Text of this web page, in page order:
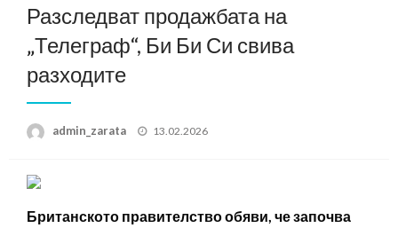
Разследват продажбата на
„Телеграф“, Би Би Си свива
разходите
admin_zarata
Posted
13.02.2026
Британското правителство обяви, че започва